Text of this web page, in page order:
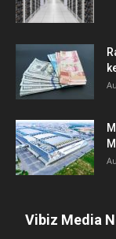
Vibiz Media